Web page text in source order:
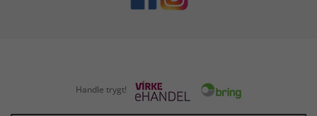
Handle trygt!